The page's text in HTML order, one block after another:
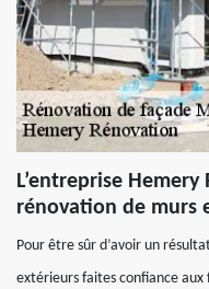
L’entreprise
rénovation de murs
Pour être sûr d’avoir un
extérieurs faites confiance aux